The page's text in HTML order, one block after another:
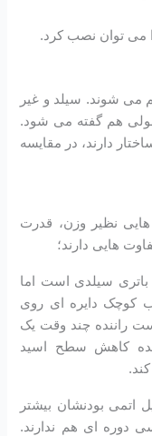
می توان نصب کرد.
می شوند. سیلد و غیر
هم گفته می شود.
دارند، در مقایسه
نظیر وزن، قدرت
هایی دارند؛
باتری سیلدی است اما
کوچک دایره ای روی
راننده چند وقت یک
کاهش سطح اسید
اتمی بودنشان بیشتر
دوره ای هم ندارند.